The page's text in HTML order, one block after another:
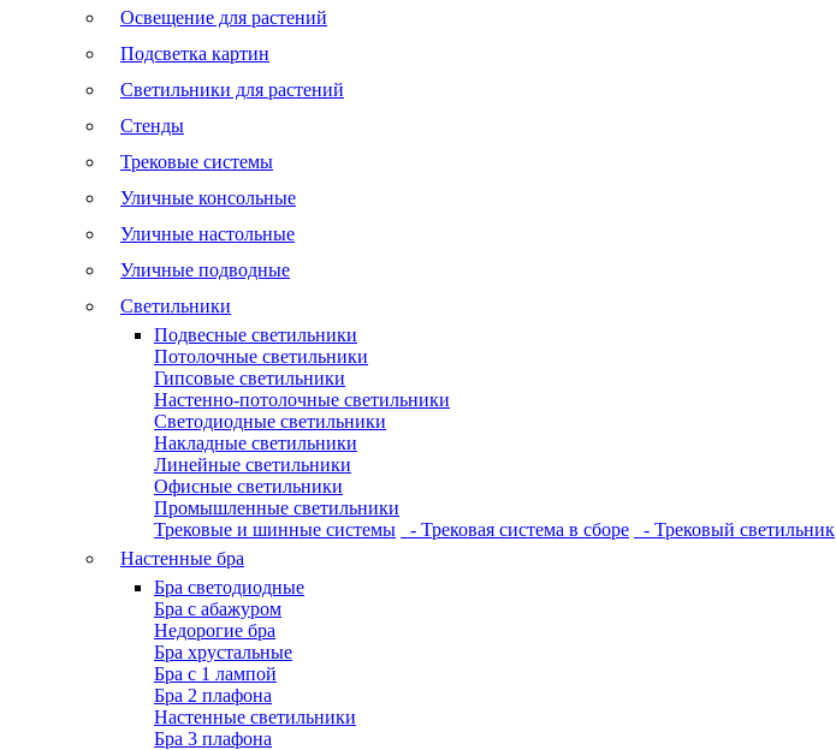
Освещение для растений
Подсветка картин
Светильники для растений
Стенды
Трековые системы
Уличные консольные
Уличные настольные
Уличные подводные
Светильники
Подвесные светильники
Потолочные светильники
Гипсовые светильники
Настенно-потолочные светильники
Светодиодные светильники
Накладные светильники
Линейные светильники
Офисные светильники
Промышленные светильники
Трековые и шинные системы
- Трековая система в сборе
- Трековый светильник
Настенные бра
Бра светодиодные
Бра с абажуром
Недорогие бра
Бра хрустальные
Бра с 1 лампой
Бра 2 плафона
Настенные светильники
Бра 3 плафона